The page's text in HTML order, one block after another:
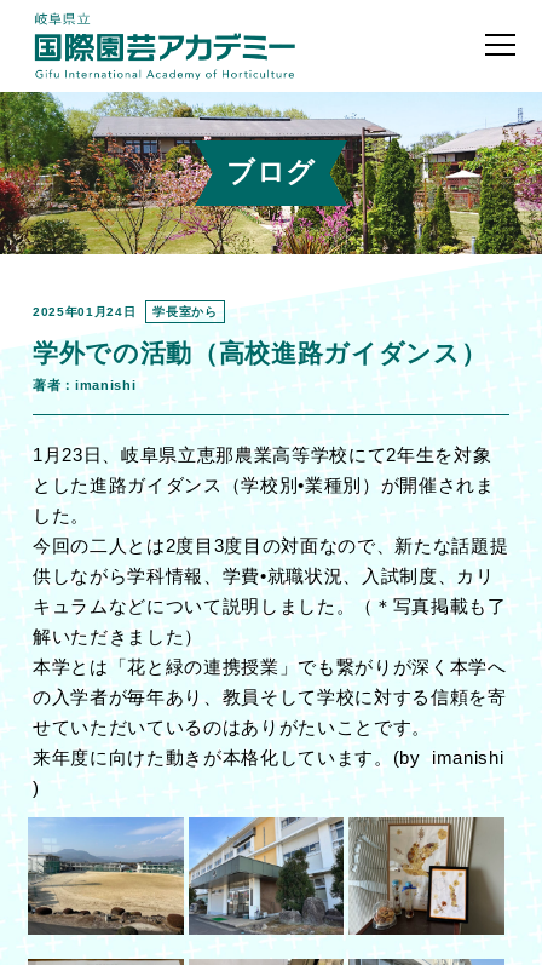
ブログ
2025年01月24日 学長室から
学外での活動（高校進路ガイダンス）
著者：imanishi
1月23日、岐阜県立恵那農業高等学校にて2年生を対象
とした進路ガイダンス（学校別•業種別）が開催されま
した。
今回の二人とは2度目3度目の対面なので、新たな話題提
供しながら学科情報、学費•就職状況、入試制度、カリ
キュラムなどについて説明しました。（＊写真掲載も了
解いただきました）
本学とは「花と緑の連携授業」でも繋がりが深く本学へ
の入学者が毎年あり、教員そして学校に対する信頼を寄
せていただいているのはありがたいことです。
来年度に向けた動きが本格化しています。(by imanishi
)